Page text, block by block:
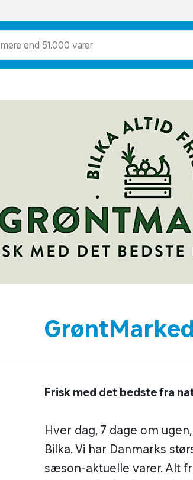
mere end 51.000 varer
GrøntMarked
Frisk med det bedste fra
Hver dag, 7 dage om
Bilka. Vi har Danmarks
sæson-aktuelle varer. Alt